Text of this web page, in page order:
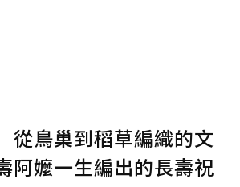
從鳥巢到稻草編織的文
阿嬤一生編出的長壽祝